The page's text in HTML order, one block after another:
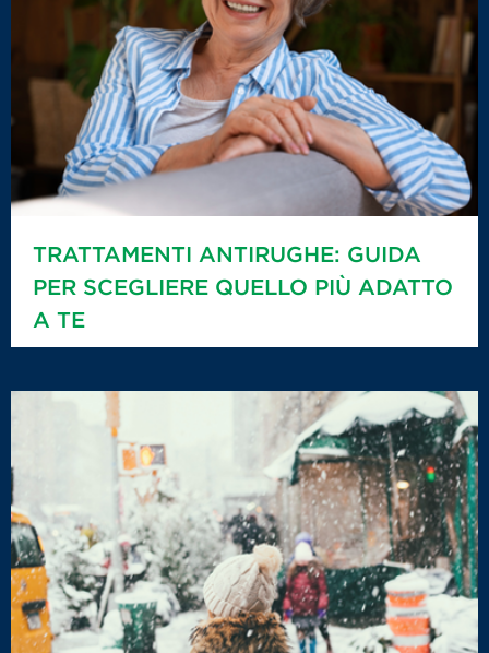
TRATTAMENTI ANTIRUGHE: GUIDA
PER SCEGLIERE QUELLO PIÙ ADATTO
A TE